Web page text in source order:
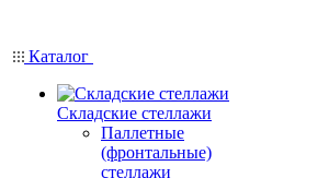
Каталог
Складские стеллажи
Паллетные
(фронтальные)
стеллажи